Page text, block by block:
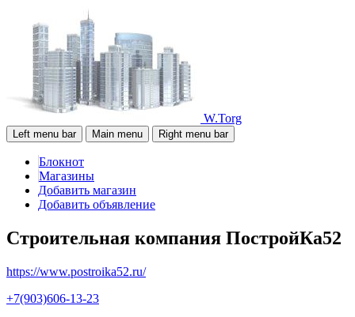
W.Torg
Left menu bar Main menu Right menu bar
Блокнот
Магазины
Добавить магазин
Добавить объявление
Строительная компания ПостройКа52
https://www.postroika52.ru/
+7(903)606-13-23